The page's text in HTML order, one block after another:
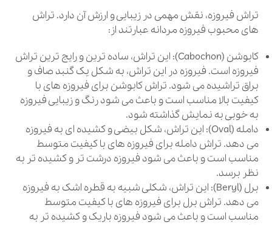
تراش فیروزه، نقش مهمی در زیبایی و ارزش آن دارد. تراش
های محبوب فیروزه مردانه عبارتند از:
کابوشن (Cabochon): این تراش، ساده ترین و رایج ترین تراش
فیروزه است. فیروزه در این تراش، به شکل یک گنبد صاف و
براق تراشیده می شود. تراش کابوشن برای فیروزه های با
کیفیت بالا مناسب است و باعث می شود رنگ و زیبایی فیروزه
به خوبی به نمایش گذاشته شود.
دامله (Oval): این تراش، شکل بیضی و کشیده ای به فیروزه
می دهد. تراش دامله برای فیروزه های با کیفیت متوسط
مناسب است و باعث می شود فیروزه درشت تر و کشیده تر به
نظر برسد.
برل (Beryl): این تراش، شکلی شبیه به قطره اشک به فیروزه
می دهد. تراش برل برای فیروزه های با کیفیت متوسط
مناسب است و باعث می شود فیروزه باریک و کشیده تر به